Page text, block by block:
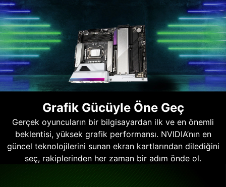
Grafik Gücüyle Öne Geç
Gerçek oyuncuların bir bilgisayardan ilk ve en önemli
beklentisi, yüksek grafik performansı. NVIDIA’nın en
güncel teknolojilerini sunan ekran kartlarından dilediğini
seç, rakiplerinden her zaman bir adım önde ol.